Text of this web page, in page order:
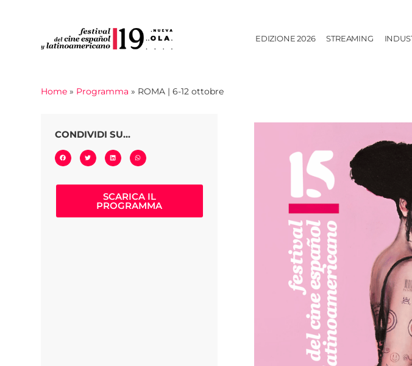
EDIZIONE 2026 STREAMING
Home » Programma » ROMA | 6-12 ottobre
CONDIVIDI SU...
SCARICA IL
PROGRAMMA